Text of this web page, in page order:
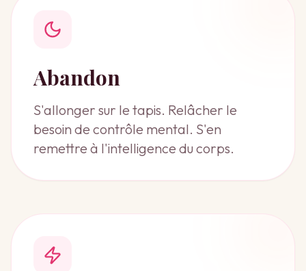
Abandon
S'allonger sur le tapis. Relâcher le
besoin de contrôle mental. S'en
remettre à l'intelligence du corps.